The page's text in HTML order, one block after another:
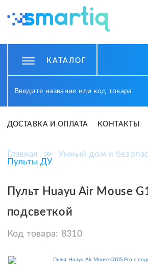
КАТАЛОГ
ДОСТАВКА И ОПЛАТА КОНТАКТЫ
Главная ≫ Умный дом и
Пульты ДУ
Пульт Huayu Air Mouse
подсветкой
Код товара: 8310